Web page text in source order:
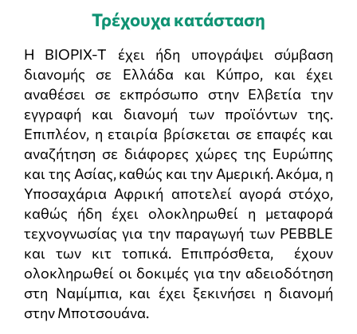
Τρέχουχα κατάσταση
H BIOPIX-T έχει ήδη υπογράψει σύμβαση
διανομής σε Ελλάδα και Κύπρο, και έχει
αναθέσει σε εκπρόσωπο στην Ελβετία την
εγγραφή και διανομή των προϊόντων της.
Επιπλέον, η εταιρία βρίσκεται σε επαφές και
αναζήτηση σε διάφορες χώρες της Ευρώπης
και της Ασίας, καθώς και την Αμερική. Ακόμα, η
Υποσαχάρια Αφρική αποτελεί αγορά στόχο,
καθώς ήδη έχει ολοκληρωθεί η μεταφορά
τεχνογνωσίας για την παραγωγή των PEBBLE
και των κιτ τοπικά. Επιπρόσθετα, έχουν
ολοκληρωθεί οι δοκιμές για την αδειοδότηση
στη Ναμίμπια, και έχει ξεκινήσει η διανομή
στην Μποτσουάνα.